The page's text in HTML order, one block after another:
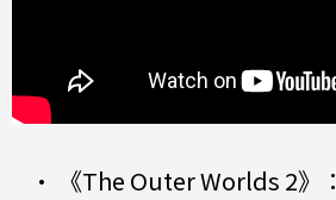
• 《The Outer Worlds 2》：